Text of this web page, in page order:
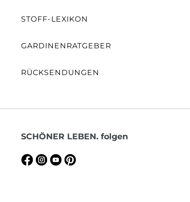
STOFF-LEXIKON
GARDINENRATGEBER
RÜCKSENDUNGEN
SCHÖNER LEBEN. folgen